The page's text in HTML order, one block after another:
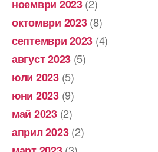
ноември 2023(2)
октомври 2023(8)
септември 2023 (4)
август 2023 (5)
юли 2023(5)
юни 2023(9)
май 2023(2)
април 2023(2)